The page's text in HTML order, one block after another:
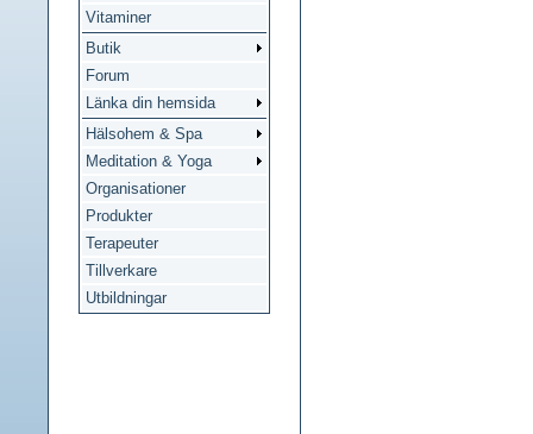
Vitaminer
Butik
Forum
Länka din hemsida
Hälsohem & Spa
Meditation & Yoga
Organisationer
Produkter
Terapeuter
Tillverkare
Utbildningar